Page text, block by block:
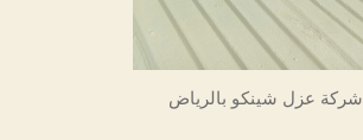
شركة عزل شينكو بالرياض